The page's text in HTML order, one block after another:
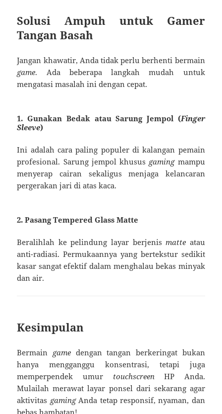
Solusi Ampuh untuk Gamer
Tangan Basah
Jangan khawatir, Anda tidak perlu berhenti bermain
game. Ada beberapa langkah mudah untuk
mengatasi masalah ini dengan cepat.
1. Gunakan Bedak atau Sarung Jempol (Finger
Sleeve)
Ini adalah cara paling populer di kalangan pemain
profesional. Sarung jempol khusus gamingmampu
menyerap cairan sekaligus menjaga kelancaran
pergerakan jari di atas kaca.
2. Pasang Tempered Glass Matte
Beralihlah ke pelindung layar berjenis matte atau
anti-radiasi. Permukaannya yang bertekstur sedikit
kasar sangat efektif dalam menghalau bekas minyak
dan air.
Kesimpulan
Bermain game dengan tangan berkeringat bukan
hanya mengganggu konsentrasi, tetapi juga
memperpendek umur touchscreen HP Anda.
Mulailah merawat layar ponsel dari sekarang agar
aktivitas gamingAnda tetap responsif, nyaman, dan
bebas hambatan!